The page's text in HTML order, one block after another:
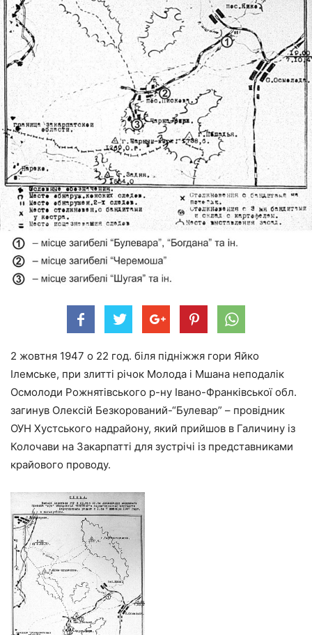
2 жовтня 1947 о 22 год. біля підніжжя гори Яйко
Ілемське, при злитті річок Молода і Мшана неподалік
Осмолоди Рожнятівського р-ну Івано-Франківської обл.
загинув Олексій Безкорований-“Булевар” – провідник
ОУН Хустського надрайону, який прийшов в Галичину із
Колочави на Закарпатті для зустрічі із представниками
крайового проводу.